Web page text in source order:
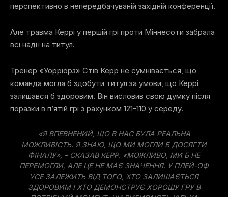
перспективно в непередбачуваній західній конференції.
Але травма Керрі у першій грі проти Міннесоти забрала
всі надії на титул.
Тренер «Уорріорз» Стів Керр не сумнівається, що
команда могла б здобути титул за умови, що Керрі
залишався б здоровим. Він висловив свою думку після
поразки в п’ятій грі з рахунком 121-110 у середу.
«Я ВПЕВНЕНИЙ, ЩО В НАС БУЛА РЕАЛЬНА
МОЖЛИВІСТЬ. Я ЗНАЮ, ЩО МИ МОГЛИ Б ДОСЯГТИ
ФІНАЛУ», – СКАЗАВ КЕРР. «МОЖЛИВО, МИ Б НЕ
ПЕРЕМОГЛИ, АЛЕ ЦЕ НЕ МАЄ ЗНАЧЕННЯ. У ПЛЕЙ-ОФ
УСЕ ЗАЛЕЖИТЬ ВІД ТОГО, ХТО ЗАЛИШАЄТЬСЯ
ЗДОРОВИМ І ХТО ДЕМОНСТРУЄ ХОРОШУ ГРУ В